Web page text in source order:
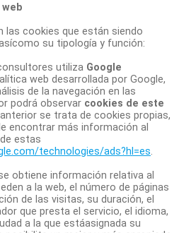
las cookies que están siendo
su tipología y función:
utiliza Google
web desarrollada por Google,
de la navegación en las
podrá observar cookies de este
se trata de cookies propias,
encontrar más información al
estas
technologies/ads?hl=es.
obtiene información relativa al
a la web, el número de páginas
de las visitas, su duración, el
que presta el servicio, el idioma,
a la que estáasignada su